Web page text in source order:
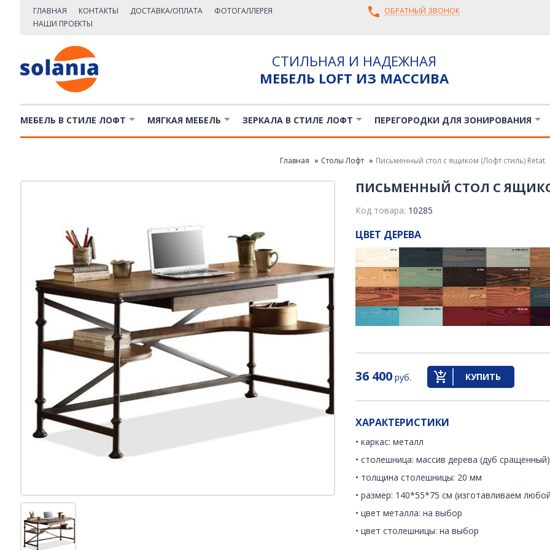
ГЛАВНАЯ КОНТАКТЫ ДОСТАВКА/ОПЛАТА
ФОТОГАЛЛЕРЕЯ
НАШИ ПРОЕКТЫ
ОБРАТНЫЙ ЗВОНОК
СТИЛЬНАЯ И НАДЕЖНАЯ
МЕБЕЛЬ LOFT ИЗ МАССИВА
МЕБЕЛЬ В СТИЛЕ ЛОФТ МЯГКАЯ МЕБЕЛЬ ЗЕРКАЛА В СТИЛЕ ЛОФТ ПЕРЕГОРОДКИ ДЛЯ ЗОНИРОВАНИЯ
Главная Столы Лофт Письменный стол с ящиком (Лофт стиль) Retat
ПИСЬМЕННЫЙ СТОЛ С
Код товара: 10285
ЦВЕТ ДЕРЕВА
36 400 руб. КУПИТЬ
ХАРАКТЕРИСТИКИ
• каркас: металл
• столешница: массив дерева (дуб сращенный)
• толщина столешницы: 20 мм
• размер: 140*55*75 см (изготавливаем
• цвет металла: на выбор
• цвет столешницы: на выбор